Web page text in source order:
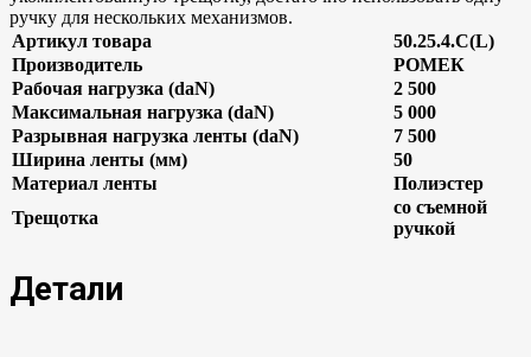
ручку для нескольких механизмов.
Артикул товара
50.25.4.С(L)
Производитель
РОМЕК
Рабочая нагрузка (daN)
2 500
Максимальная нагрузка (daN)
5 000
Разрывная нагрузка ленты (daN)
7 500
Ширина ленты (мм)
50
Материал ленты
Полиэстер
Трещотка
со съемной
ручкой
Детали